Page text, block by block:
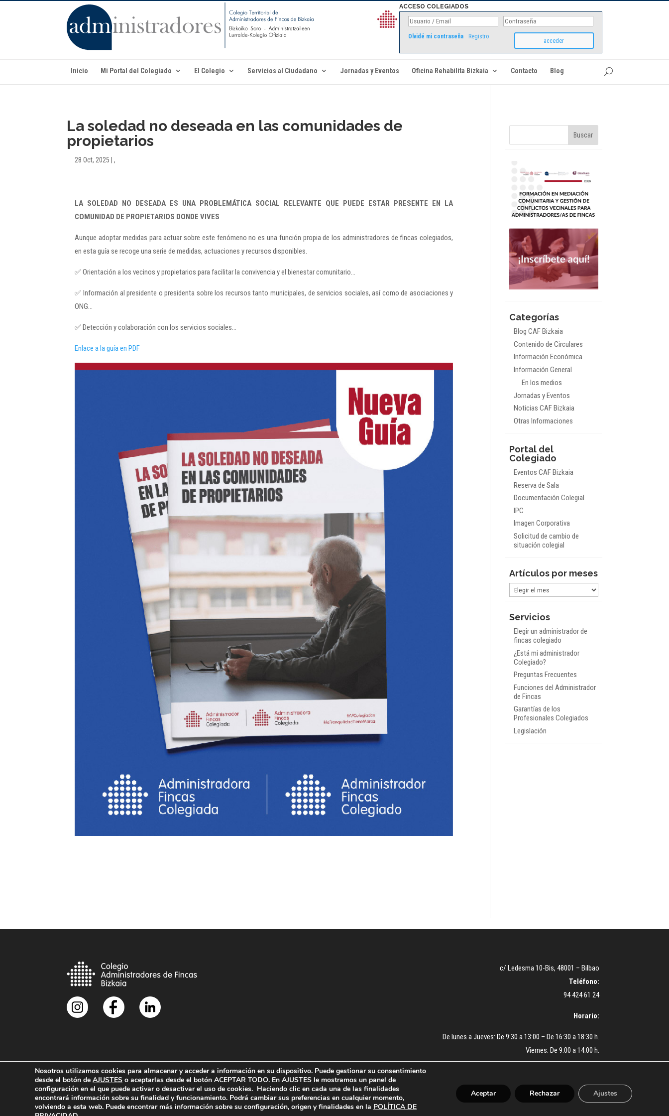
ACCESO COLEGIADOS
Olvidé mi contraseña Registro
Inicio Mi Portal del Colegiado El Colegio Servicios al Ciudadano Jornadas y Eventos Oficina Rehabilita Bizkaia Contacto Blog
La soledad no deseada en las comunidades de
propietarios
28 Oct, 2025 |,
LA SOLEDAD NO DESEADA ES UNA PROBLEMÁTICA SOCIAL RELEVANTE QUE PUEDE ESTAR PRESENTE EN LA
COMUNIDAD DE PROPIETARIOS DONDE VIVES
Aunque adoptar medidas para actuar sobre este fenómeno no es una función propia de los administradores de fincas colegiados,
en esta guía se recoge una serie de medidas, actuaciones y recursos disponibles.
✅ Orientación a los vecinos y propietarios para facilitar la convivencia y el bienestarcomunitario…
✅ Información al presidente o presidenta sobre los recursos tanto municipales, deservicios sociales, así como de asociaciones y
ONG…
✅ Detección y colaboración con los servicios sociales…
Enlace a la guía en PDF
Categorías
Blog CAF Bizkaia
Contenido de Circulares
Información Económica
Información General
En los medios
Jornadas y Eventos
Noticias CAF Bizkaia
Otras Informaciones
Portal del
Colegiado
Eventos CAF Bizkaia
Reserva de Sala
Documentación Colegial
IPC
Imagen Corporativa
Solicitud de cambio de
situación colegial
Artículos por meses
Artículos
meses
Servicios
Elegir un administrador de
fincas colegiado
¿Está mi administrador
Colegiado?
Preguntas Frecuentes
Funciones del Administrador
de Fincas
Garantías de los
Profesionales Colegiados
Legislación
c/ Ledesma 10-Bis, 48001 – Bilbao
Teléfono:
94 424 61 24
Horario:
De lunes a Jueves: De 9:30 a 13:00 – De 16:30 a 18:30 h.
Viernes: De 9:00 a 14:00 h.
¿Cómo colegiarse? Acceso Colegiados Política de privacidad Política de cookies Contacto
Nosotros utilizamos cookies para almacenar y acceder a información en su dispositivo. Puede gestionar su consentimiento
desde el botón de AJUSTES o aceptarlas desde el botón ACEPTAR TODO. En AJUSTES le mostramos un panel de
configuración en el que puede activar o desactivar el uso de cookies. Haciendo clic en cada una de las finalidades
encontrará información sobre su finalidad y funcionamiento. Podrá cambiar sus preferencias en cualquier momento,
volviendo a esta web. Puede encontrar más información sobre su configuración, origen y finalidades en la POLÍTICA DE
Aceptar Rechazar Ajustes